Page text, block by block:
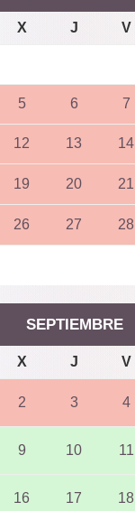
X J V
5 6 7
12 13 14
19 20 21
26 27 28
SEPTIEMBRE
X J V
2 3 4
9 10 11
16 17 18